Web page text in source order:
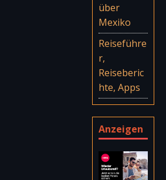
über
Mexiko
Reiseführe
r,
Reiseberic
hte, Apps
Anzeigen